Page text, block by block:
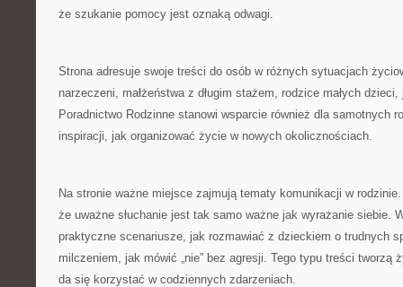
że szukanie pomocy jest oznaką odwagi.
Strona adresuje swoje treści do osób w różnych sytuacjach
narzeczeni, małżeństwa z długim stażem, rodzice małych
Poradnictwo Rodzinne stanowi wsparcie również dla samotnych
inspiracji, jak organizować życie w nowych okolicznościach.
Na stronie ważne miejsce zajmują tematy komunikacji w
że uważne słuchanie jest tak samo ważne jak wyrażanie siebie.
praktyczne scenariusze, jak rozmawiać z dzieckiem o trudnych
milczeniem, jak mówić „nie” bez agresji. Tego typu treści tworzą
da się korzystać w codziennych zdarzeniach.